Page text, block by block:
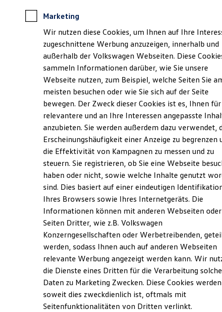
Elektroautos
ID. Tutorials
Der neue ID. Polo
Der ID.4
Der ID.4 GTX
Der ID.5 GTX
Der ID.7 GTX
Der ID.7 Tourer
Der ID.7 GTX Tourer
Der ID. Buzz
Der neue ID. Cross
Elektrofahrzeugkonzepte
ID. EVERY1
Reichweite der ID. Modelle
Reichweite im Winter
Rekuperation
Laden unterwegs
Laden Zuhause
Ladestationen finden
Batterie
Sicherheit
Garantie und Lebensdauer
Nachhaltigkeit
Technologie
Kosten und Kauf
Verbrauchskosten
E-Auto-Förderung
Software und Konnektivität
Verantwortlich für die Inhalte auf dieser Seite ist die Hans
Westkamp GmbH & Co. KG (Impressum & Rechtliches)
Kölner Straße 199 - 201, 50226 Frechen
buero@westkamp.com
+49 2234 957810
Montag-Freitag 07:00-18:00 Uhr
Samstag
07:30-12:00 Uhr
Sonntag
Geschlossen
SERVICE / WERKSTATT / TEILEDIENST FREITAGS
...
Mehr anzeigen
Ansprechpartner
Marketing
Wir nutzen diese Cookies, um Ihnen auf Ihre
zugeschnittene Werbung anzuzeigen, innerhalb und
außerhalb der Volkswagen Webseiten. Diese
sammeln Informationen darüber, wie Sie unsere
Webseite nutzen, zum Beispiel, welche Seiten Sie
meisten besuchen oder wie Sie sich auf der Seite
bewegen. Der Zweck dieser Cookies ist es, Ihnen für
relevantere und an Ihre Interessen angepasste
anzubieten. Sie werden außerdem dazu verwendet,
Erscheinungshäufigkeit einer Anzeige zu begrenzen
die Effektivität von Kampagnen zu messen und zu
steuern. Sie registrieren, ob Sie eine Webseite
haben oder nicht, sowie welche Inhalte genutzt
sind. Dies basiert auf einer eindeutigen
Ihres Browsers sowie Ihres Internetgeräts. Die
Informationen können mit anderen Webseiten oder
Seiten Dritter, wie z.B. Volkswagen
Konzerngesellschaften oder Werbetreibenden,
werden, sodass Ihnen auch auf anderen Webseiten
relevante Werbung angezeigt werden kann. Wir
die Dienste eines Dritten für die Verarbeitung
Daten zu Marketing Zwecken. Diese Cookies
soweit dies zweckdienlich ist, oftmals mit
Seitenfunktionalitäten von Dritten verlinkt.